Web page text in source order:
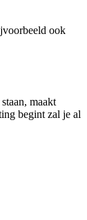
ook
maakt
begint zal je al